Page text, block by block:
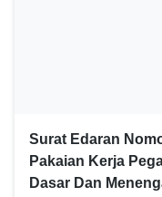
Surat Edaran
Pakaian Kerja
Dasar Dan